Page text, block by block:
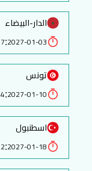
الدار-البيضاء
2027-01-03
:
تونس
2027-01-10
:
اسطنبول
2027-01-18
: